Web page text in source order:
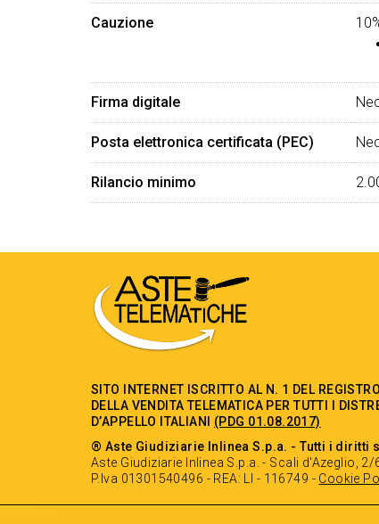
Cauzione
Firma digitale
Posta elettronica certificata (PEC)
Rilancio minimo
SITO INTERNET ISCRITTO AL N. 1 DEL
DELLA VENDITA TELEMATICA PER TUTTI I
D’APPELLO ITALIANI (PDG 01.08.2017)
® Aste Giudiziarie Inlinea S.p.a. - Tutti i diritti
Aste Giudiziarie Inlinea S.p.a. - Scali d'Azeglio,
P.Iva 01301540496 - REA: LI - 116749 - Cookie